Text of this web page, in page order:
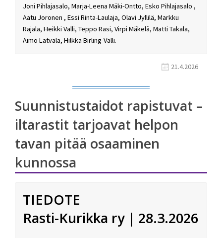
Joni Pihlajasalo, Marja-Leena Mäki-Ontto, Esko Pihlajasalo ,
Aatu Joronen , Essi Rinta-Laulaja, Olavi Jyllilä, Markku
Rajala, Heikki Valli, Teppo Rasi, Virpi Mäkelä, Matti Takala,
Aimo Latvala, Hilkka Birling-Valli.
21.4.2026
Suunnistustaidot rapistuvat –
iltarastit tarjoavat helpon
tavan pitää osaaminen
kunnossa
TIEDOTE
Rasti-Kurikka ry | 28.3.2026